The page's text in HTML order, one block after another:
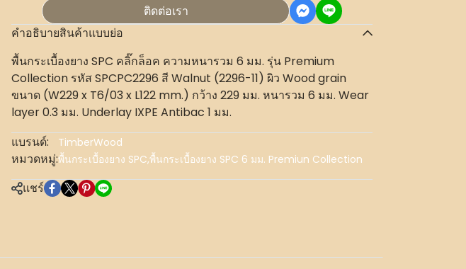
ติดต่อเรา
คำอธิบายสินค้าแบบย่อ
พื้นกระเบื้องยาง SPC คลิ๊กล็อค ความหนารวม 6 มม. รุ่น Premium
Collection รหัส SPCPC2296 สี Walnut (2296-11) ผิว Wood grain
ขนาด (W229 x T6/03 x L122 mm.) กว้าง 229 มม. หนารวม 6 มม. Wear
layer 0.3 มม. Underlay IXPE Antibac 1 มม.
แบรนด์:
TimberWood
หมวดหมู่:พื้นกระเบื้องยาง SPC,พื้นกระเบื้องยาง SPC 6 มม. Premiun Collection
แชร์